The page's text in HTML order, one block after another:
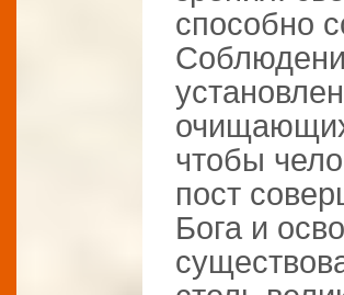
способно
чтобы
пост
Бога и